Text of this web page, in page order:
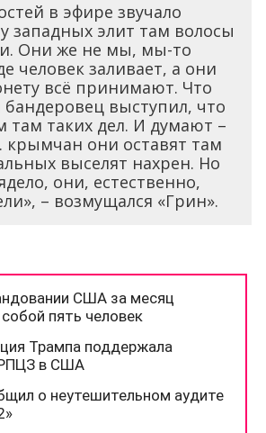
в эфире звучало
западных элит там волосы
Они же не мы, мы-то
человек заливает, а они
всё принимают. Что
бандеровец выступил, что
таких дел. И думают –
крымчан они оставят там
выселят нахрен. Но
они, естественно,
– возмущался «Грин».